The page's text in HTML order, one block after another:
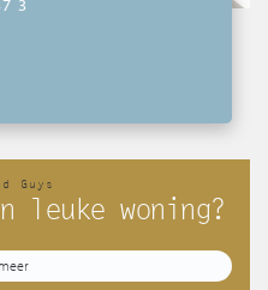
Guys
leuke woning?